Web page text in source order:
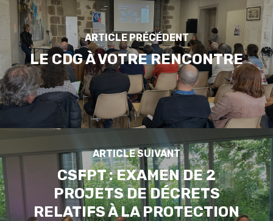
ARTICLE PRÉCÉDENT
LE CDG À VOTRE RENCONTRE
ARTICLE SUIVANT
CSFPT : EXAMEN DE 2
PROJETS DE DÉCRETS
RELATIFS À LA PROTECTION